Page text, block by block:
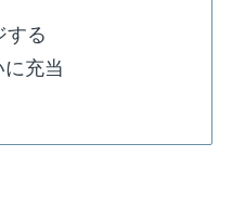
する
充当